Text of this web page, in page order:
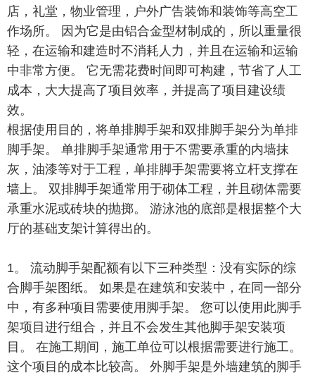
店，礼堂，物业管理，户外广告装饰和装饰等高空工
作场所。 因为它是由铝合金型材制成的，所以重量很
轻，在运输和建造时不消耗人力，并且在运输和运输
中非常方便。 它无需花费时间即可构建，节省了人工
成本，大大提高了项目效率，并提高了项目建设绩
效。
根据使用目的，将单排脚手架和双排脚手架分为单排
脚手架。 单排脚手架通常用于不需要承重的内墙抹
灰，油漆等对于工程，单排脚手架需要将立杆支撑在
墙上。 双排脚手架通常用于砌体工程，并且砌体需要
承重水泥或砖块的抛掷。 游泳池的底部是根据整个大
厅的基础支架计算得出的。
1。 流动脚手架配额有以下三种类型：没有实际的综
合脚手架图纸。 如果是在建筑和安装中，在同一部分
中，有多种项目需要使用脚手架。 您可以使用此脚手
架项目进行组合，并且不会发生其他脚手架安装项
目。 在施工期间，施工单位可以根据需要进行施工。
这个项目的成本比较高。 外脚手架是外墙建筑的脚手